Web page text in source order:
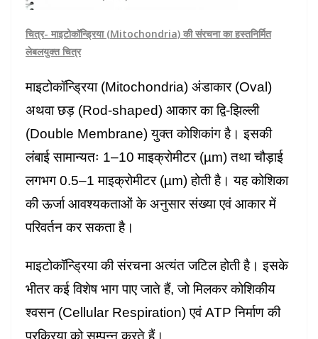
चित्र- माइटोकॉन्ड्रिया (Mitochondria) की संरचना का हस्तनिर्मित
लेबलयुक्त चित्र
माइटोकॉन्ड्रिया (Mitochondria) अंडाकार (Oval)
अथवा छड़ (Rod-shaped) आकार का द्वि-झिल्ली
(Double Membrane) युक्त कोशिकांग है। इसकी
लंबाई सामान्यतः 1–10 माइक्रोमीटर (µm) तथा चौड़ाई
लगभग 0.5–1 माइक्रोमीटर (µm) होती है। यह कोशिका
की ऊर्जा आवश्यकताओं के अनुसार संख्या एवं आकार में
परिवर्तन कर सकता है।
माइटोकॉन्ड्रिया की संरचना अत्यंत जटिल होती है। इसके
भीतर कई विशेष भाग पाए जाते हैं, जो मिलकर कोशिकीय
श्वसन (Cellular Respiration) एवं ATP निर्माण की
प्रक्रिया को सम्पन्न करते हैं।